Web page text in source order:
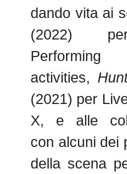
dando vita ai
(2022)
Performing
activities,
(2021) per
X, e alle
con alcuni dei
della scena